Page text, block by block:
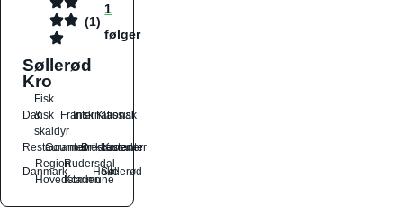
(1)
1
følger
Søllerød
Kro
Dansk
Fisk
&
skaldyr
Fransk
International
Klassisk
Restauranter
Gourmetrestauranter
Drikkesteder
Kroer
Danmark
Region
Hovedstaden
Rudersdal
Kommune
Holte
Søllerød